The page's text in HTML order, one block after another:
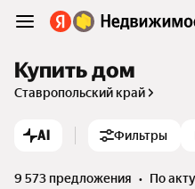
Купить дом
Ставропольский край
AI Фильтры
9 573 предложения •
по